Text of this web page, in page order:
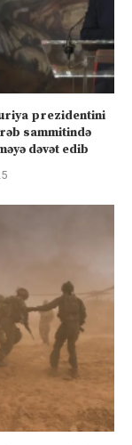
prezidentini
sammitində
dəvət edib